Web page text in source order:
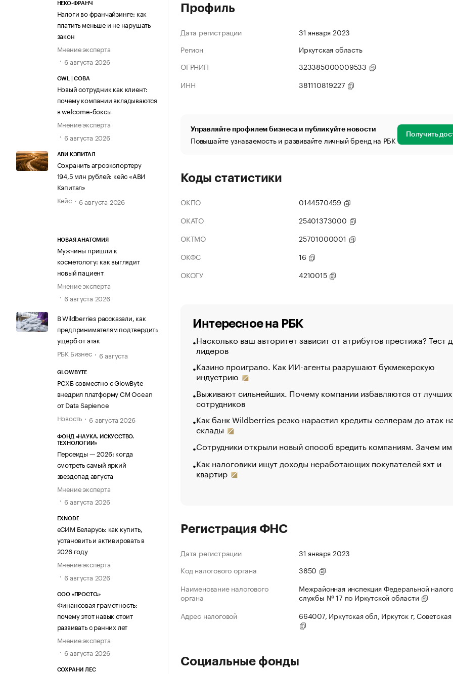
НЕКО-ФРАНЧ
Налоги во франчайзинге: как
платить меньше и не нарушать
закон
Мнение эксперта
6 августа 2026
OWL | СОВА
Новый сотрудник как клиент:
почему компании вкладываются
в welcome-боксы
Мнение эксперта
6 августа 2026
АВИ КЭПИТАЛ
Сохранить агроэкспортеру
194,5 млн рублей: кейс «АВИ
Кэпитал»
Кейс
6 августа 2026
НОВАЯ АНАТОМИЯ
Мужчины пришли к
косметологу: как выглядит
новый пациент
Мнение эксперта
6 августа 2026
В Wildberries рассказали, как
предпринимателям подтвердить
ущерб от атак
РБК Бизнес
6 августа
GLOWBYTE
РСХБ совместно с GlowByte
внедрил платформу CM Ocean
от Data Sapience
Новость
6 августа 2026
ФОНД «НАУКА. ИСКУССТВО.
ТЕХНОЛОГИИ»
Персеиды — 2026: когда
смотреть самый яркий
звездопад августа
Мнение эксперта
6 августа 2026
EXNODE
еСИМ Беларусь: как купить,
установить и активировать в
2026 году
Мнение эксперта
6 августа 2026
ООО «ПРОСТО.»
Финансовая грамотность:
почему этот навык стоит
развивать с ранних лет
Мнение эксперта
6 августа 2026
СОХРАНИ ЛЕС
Профиль
Дата регистрации
31 января 2023
Регион
Иркутская область
ОГРНИП
323385000009533
ИНН
381110819227
Управляйте профилем бизнеса и публикуйте новости
Повышайте узнаваемость и развивайте личный бренд на РБК Получить
Коды статистики
ОКПО
0144570459
ОКАТО
25401373000
ОКТМО
25701000001
ОКФС
16
ОКОГУ
4210015
Интересное на РБК
Насколько ваш авторитет зависит от атрибутов престижа? Тест
лидеров
Казино проиграло. Как ИИ-агенты разрушают букмекерскую
индустрию
Выживают сильнейших. Почему компании избавляются от лучших
сотрудников
Как банк Wildberries резко нарастил кредиты селлерам до атак
склады
Сотрудники открыли новый способ вредить компаниям. Зачем
Как налоговики ищут доходы неработающих покупателей яхт и
квартир
Регистрация ФНС
Дата регистрации
31 января 2023
Код налогового органа
3850
Наименование налогового
органа
Межрайонная инспекция Федеральной
службы № 17 по Иркутской области
Адрес налоговой
664007, Иркутская обл, Иркутск г,
Социальные фонды